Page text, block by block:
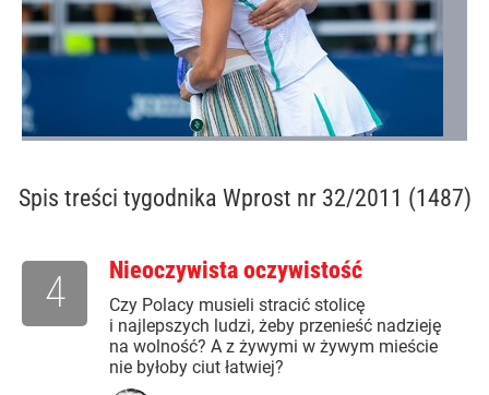
Spis treści tygodnika Wprost nr 32/2011 (1487)
Nieoczywista oczywistość
Czy Polacy musieli stracić stolicę
i najlepszych ludzi, żeby przenieść nadzieję
na wolność? A z żywymi w żywym mieście
nie byłoby ciut łatwiej?
4